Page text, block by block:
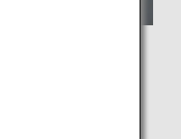
First Class
Service nutzen,